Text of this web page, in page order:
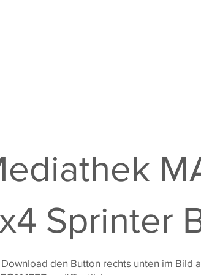
Sprinter
den Button rechts unten im Bild